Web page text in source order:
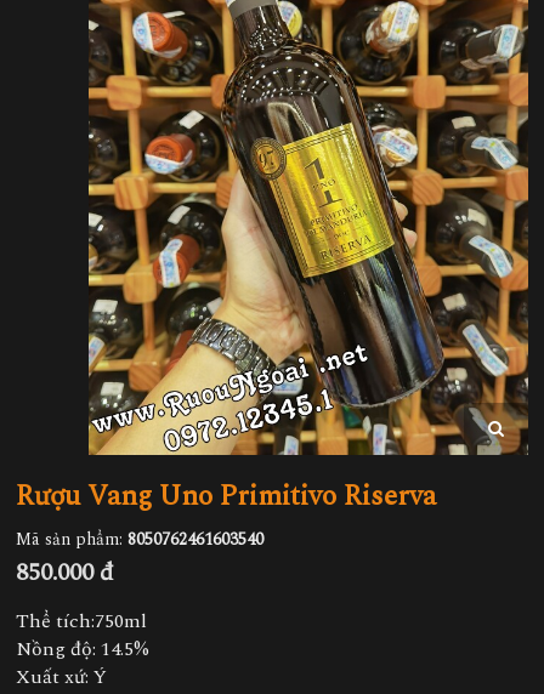
Rượu Vang Uno Primitivo Riserva
Mã sản phẩm: 8050762461603540
850.000 đ
Thể tích:750ml
Nồng độ: 14.5%
Xuất xứ: Ý